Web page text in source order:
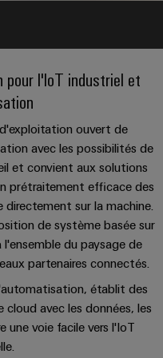
l'IoT industriel et
ouvert de
avec les possibilités de
et convient aux solutions
prétraitement efficace des
sur la machine.
de système basée sur
du paysage de
partenaires connectés.
établit des
avec les données, les
une voie facile vers l'IoT